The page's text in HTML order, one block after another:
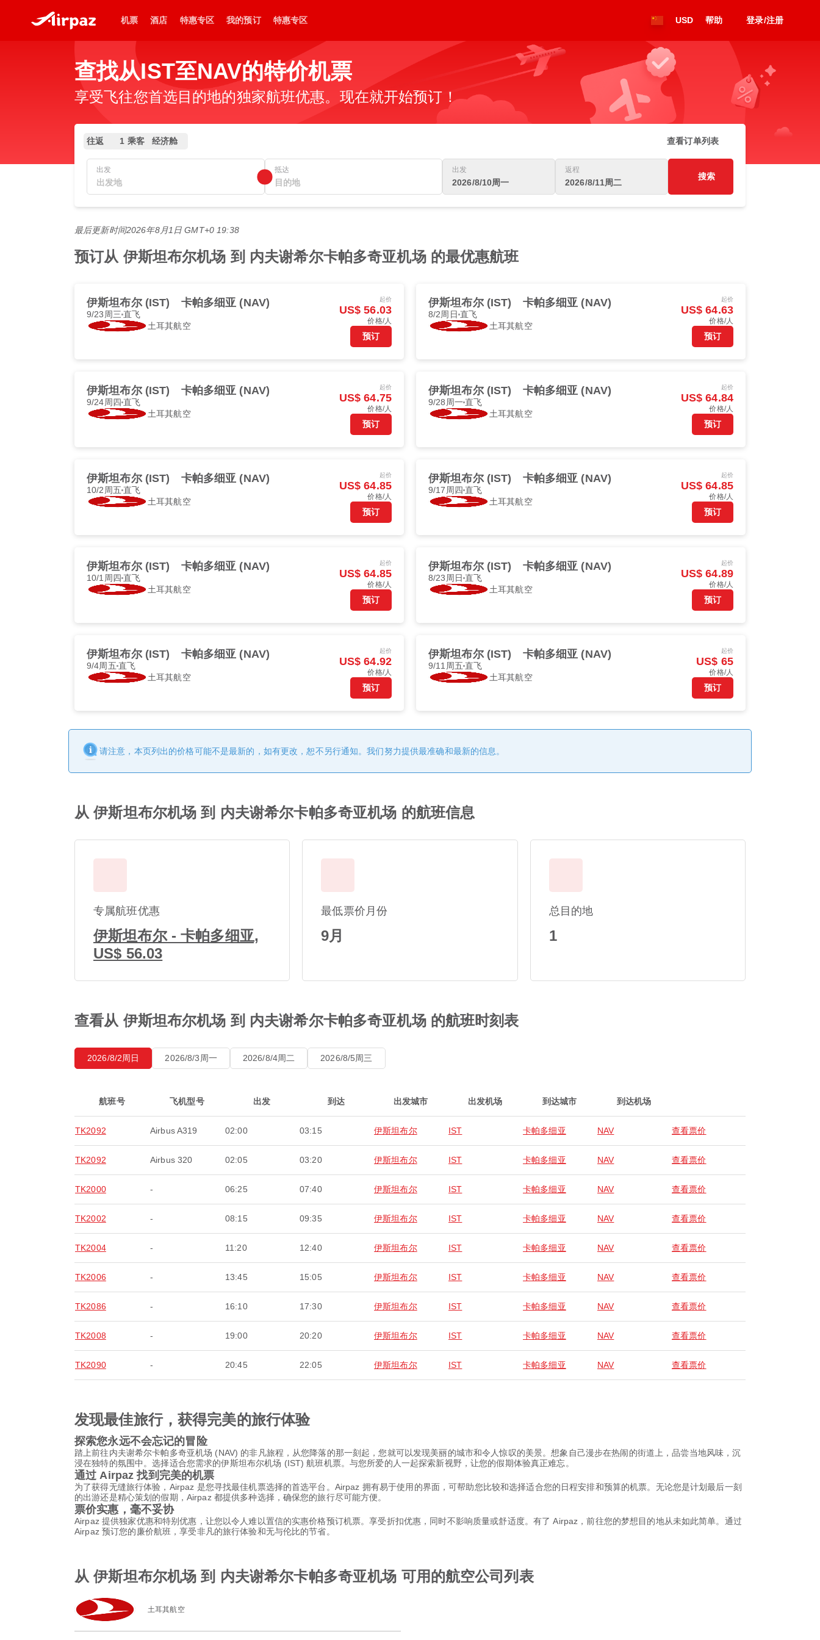
机票 酒店 特惠专区 我的预订 特惠专区 USD 帮助 登录/注册
查找从IST至NAV的特价机票
享受飞往您首选目的地的独家航班优惠。现在就开始预订！
往返 1 乘客 经济舱 查看订单列表
出发 抵达 出发
2026/8/10周一
返程
2026/8/11周二
搜索
最后更新时间2026年8月1日 GMT+0 19:38
预订从 伊斯坦布尔机场 到 内夫谢希尔卡帕多奇亚机场 的最优惠航班
伊斯坦布尔 (IST) 卡帕多细亚 (NAV)
9/23周三 直飞
土耳其航空
起价
US$ 56.03
价格/人
预订
伊斯坦布尔 (IST) 卡帕多细亚 (NAV)
8/2周日 直飞
土耳其航空
起价
US$ 64.63
价格/人
预订
伊斯坦布尔 (IST) 卡帕多细亚 (NAV)
9/24周四 直飞
土耳其航空
起价
US$ 64.75
价格/人
预订
伊斯坦布尔 (IST) 卡帕多细亚 (NAV)
9/28周一直飞
土耳其航空
起价
US$ 64.84
价格/人
预订
伊斯坦布尔 (IST) 卡帕多细亚 (NAV)
10/2周五 直飞
土耳其航空
起价
US$ 64.85
价格/人
预订
伊斯坦布尔 (IST) 卡帕多细亚 (NAV)
9/17周四 直飞
土耳其航空
起价
US$ 64.85
价格/人
预订
伊斯坦布尔 (IST) 卡帕多细亚 (NAV)
10/1周四 直飞
土耳其航空
起价
US$ 64.85
价格/人
预订
伊斯坦布尔 (IST) 卡帕多细亚 (NAV)
8/23周日 直飞
土耳其航空
起价
US$ 64.89
价格/人
预订
伊斯坦布尔 (IST) 卡帕多细亚 (NAV)
9/4周五 直飞
土耳其航空
起价
US$ 64.92
价格/人
预订
伊斯坦布尔 (IST) 卡帕多细亚 (NAV)
9/11周五 直飞
土耳其航空
起价
US$ 65
价格/人
预订
请注意，本页列出的价格可能不是最新的，如有更改，恕不另行通知。我们努力提供最准确和最新的信息。
从 伊斯坦布尔机场 到 内夫谢希尔卡帕多奇亚机场 的航班信息
专属航班优惠
伊斯坦布尔 - 卡帕多细亚,
US$ 56.03
最低票价月份
9月
总目的地
1
查看从 伊斯坦布尔机场 到 内夫谢希尔卡帕多奇亚机场 的航班时刻表
2026/8/2周日 2026/8/3周一 2026/8/4周二 2026/8/5周三
航班号 飞机型号 出发 到达 出发城市 出发机场 到达城市 到达机场
TK2092 Airbus A319 02:00 03:15 伊斯坦布尔 IST 卡帕多细亚 NAV 查看票价
TK2092 Airbus 320 02:05 03:20 伊斯坦布尔 IST 卡帕多细亚 NAV 查看票价
TK2000 - 06:25 07:40 伊斯坦布尔 IST 卡帕多细亚 NAV 查看票价
TK2002 - 08:15 09:35 伊斯坦布尔 IST 卡帕多细亚 NAV 查看票价
TK2004 - 11:20 12:40 伊斯坦布尔 IST 卡帕多细亚 NAV 查看票价
TK2006 - 13:45 15:05 伊斯坦布尔 IST 卡帕多细亚 NAV 查看票价
TK2086 - 16:10 17:30 伊斯坦布尔 IST 卡帕多细亚 NAV 查看票价
TK2008 - 19:00 20:20 伊斯坦布尔 IST 卡帕多细亚 NAV 查看票价
TK2090 - 20:45 22:05 伊斯坦布尔 IST 卡帕多细亚 NAV 查看票价
发现最佳旅行，获得完美的旅行体验
探索您永远不会忘记的冒险
踏上前往内夫谢希尔卡帕多奇亚机场 (NAV) 的非凡旅程，从您降落的那一刻起，您就可以发现美丽的城市和令人惊叹的美景。想象自己漫步在热闹的街道上，品尝当地风味，沉
浸在独特的氛围中。选择适合您需求的伊斯坦布尔机场 (IST) 航班机票。与您所爱的人一起探索新视野，让您的假期体验真正难忘。
通过 Airpaz 找到完美的机票
为了获得无缝旅行体验，Airpaz 是您寻找最佳机票选择的首选平台。Airpaz 拥有易于使用的界面，可帮助您比较和选择适合您的日程安排和预算的机票。无论您是计划最后一刻
的出游还是精心策划的假期，Airpaz 都提供多种选择，确保您的旅行尽可能方便。
票价实惠，毫不妥协
Airpaz 提供独家优惠和特别优惠，让您以令人难以置信的实惠价格预订机票。享受折扣优惠，同时不影响质量或舒适度。有了 Airpaz，前往您的梦想目的地从未如此简单。通过
Airpaz 预订您的廉价航班，享受非凡的旅行体验和无与伦比的节省。
从 伊斯坦布尔机场 到 内夫谢希尔卡帕多奇亚机场 可用的航空公司列表
土耳其航空